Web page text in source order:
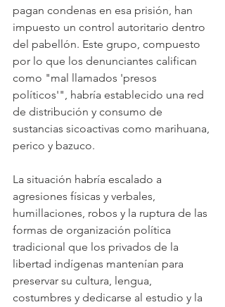
pagan condenas en esa prisión, han
impuesto un control autoritario dentro
del pabellón. Este grupo, compuesto
por lo que los denunciantes califican
como "mal llamados 'presos
políticos'", habría establecido una red
de distribución y consumo de
sustancias sicoactivas como marihuana,
perico y bazuco.
La situación habría escalado a
agresiones físicas y verbales,
humillaciones, robos y la ruptura de las
formas de organización política
tradicional que los privados de la
libertad indígenas mantenían para
preservar su cultura, lengua,
costumbres y dedicarse al estudio y la